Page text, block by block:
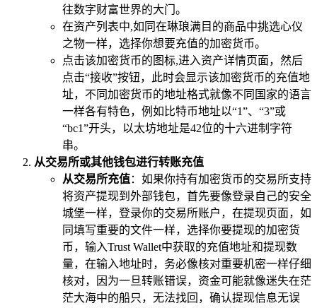
往数字财富世界的大门。
在资产列表中,如同在琳琅满目的商品中挑选心仪
之物一样，选择你想要充值的加密货币。
点击该加密货币的图标,进入资产详情页面，然后
点击“接收”按钮，此时会显示该加密货币的充值地
址，不同加密货币的地址格式就像不同国家的语言
一样各有特色，例如比特币地址以“1”、“3”或
“bc1”开头，以太坊地址是42位的十六进制字符
串。
从交易所或其他钱包进行转账充值
从交易所充值：如果你持有加密货币的交易所支持
将资产提现到外部钱包，首先要像登录自己的安全
城堡一样，登录你的交易所账户，在提现页面，如
同填写重要的文件一样，选择你要提现的加密货
币，输入Trust Wallet中获取的充值地址和提现数
量，在输入地址时，务必像核对重要机密一样仔细
核对，因为一旦转账错误，资金可能就像迷失在茫
茫大海中的船只，无法找回，确认提现信息无误